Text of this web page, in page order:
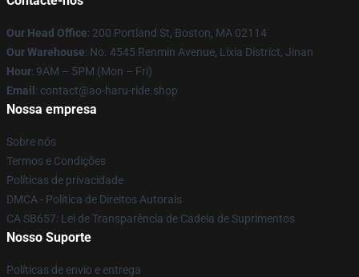
Our Head Office: 200 Portland St, Boston, MA 02114
Our Warehouse: No. 4545 Renmin Avenue, Lixia District, Jinan
Hour: 9AM – 5PM (Mon – Fri)
Email : contact@ao-haru-ride.shop
Nossa empresa
Sobre nós
Termos e Condições
Políticas de privacidade
DMCA - Política de Direitos Autorais
CA SB657: Lei de Transparência de Cadeia de Suprimentos
Nosso Suporte
Políticas de envio e entrega